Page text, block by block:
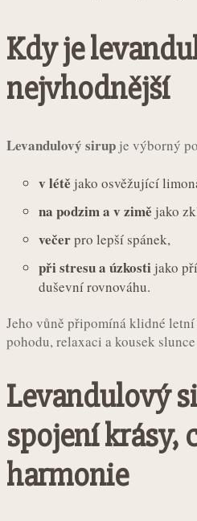
Kdy je
nejvhodnější
Levandulový sirup je výborný
v létě jako osvěžující
na podzim a v zimě jako
večerpro lepší spánek,
při stresu a úzkosti jako
duševní rovnováhu.
Jeho vůně připomíná klidné
pohodu, relaxaci a kousek
Levandulový
spojení krásy,
harmonie